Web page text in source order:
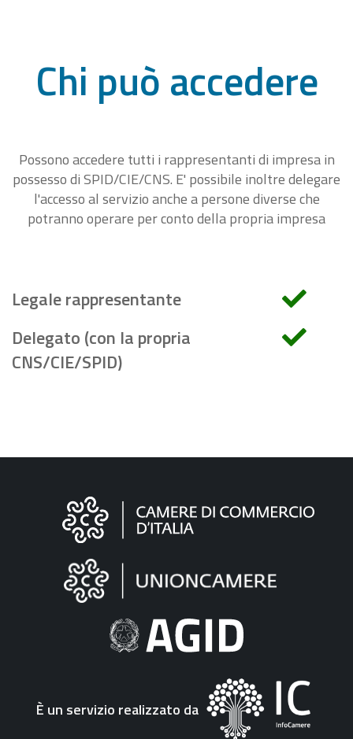
Chi può accedere
Possono accedere tutti i rappresentanti di impresa in
possesso di SPID/CIE/CNS. E' possibile inoltre delegare
l'accesso al servizio anche a persone diverse che
potranno operare per conto della propria impresa
Legale rappresentante
Delegato (con la propria
CNS/CIE/SPID)
Informazioni
"Fattura
Elettronica"
È un servizio realizzato da